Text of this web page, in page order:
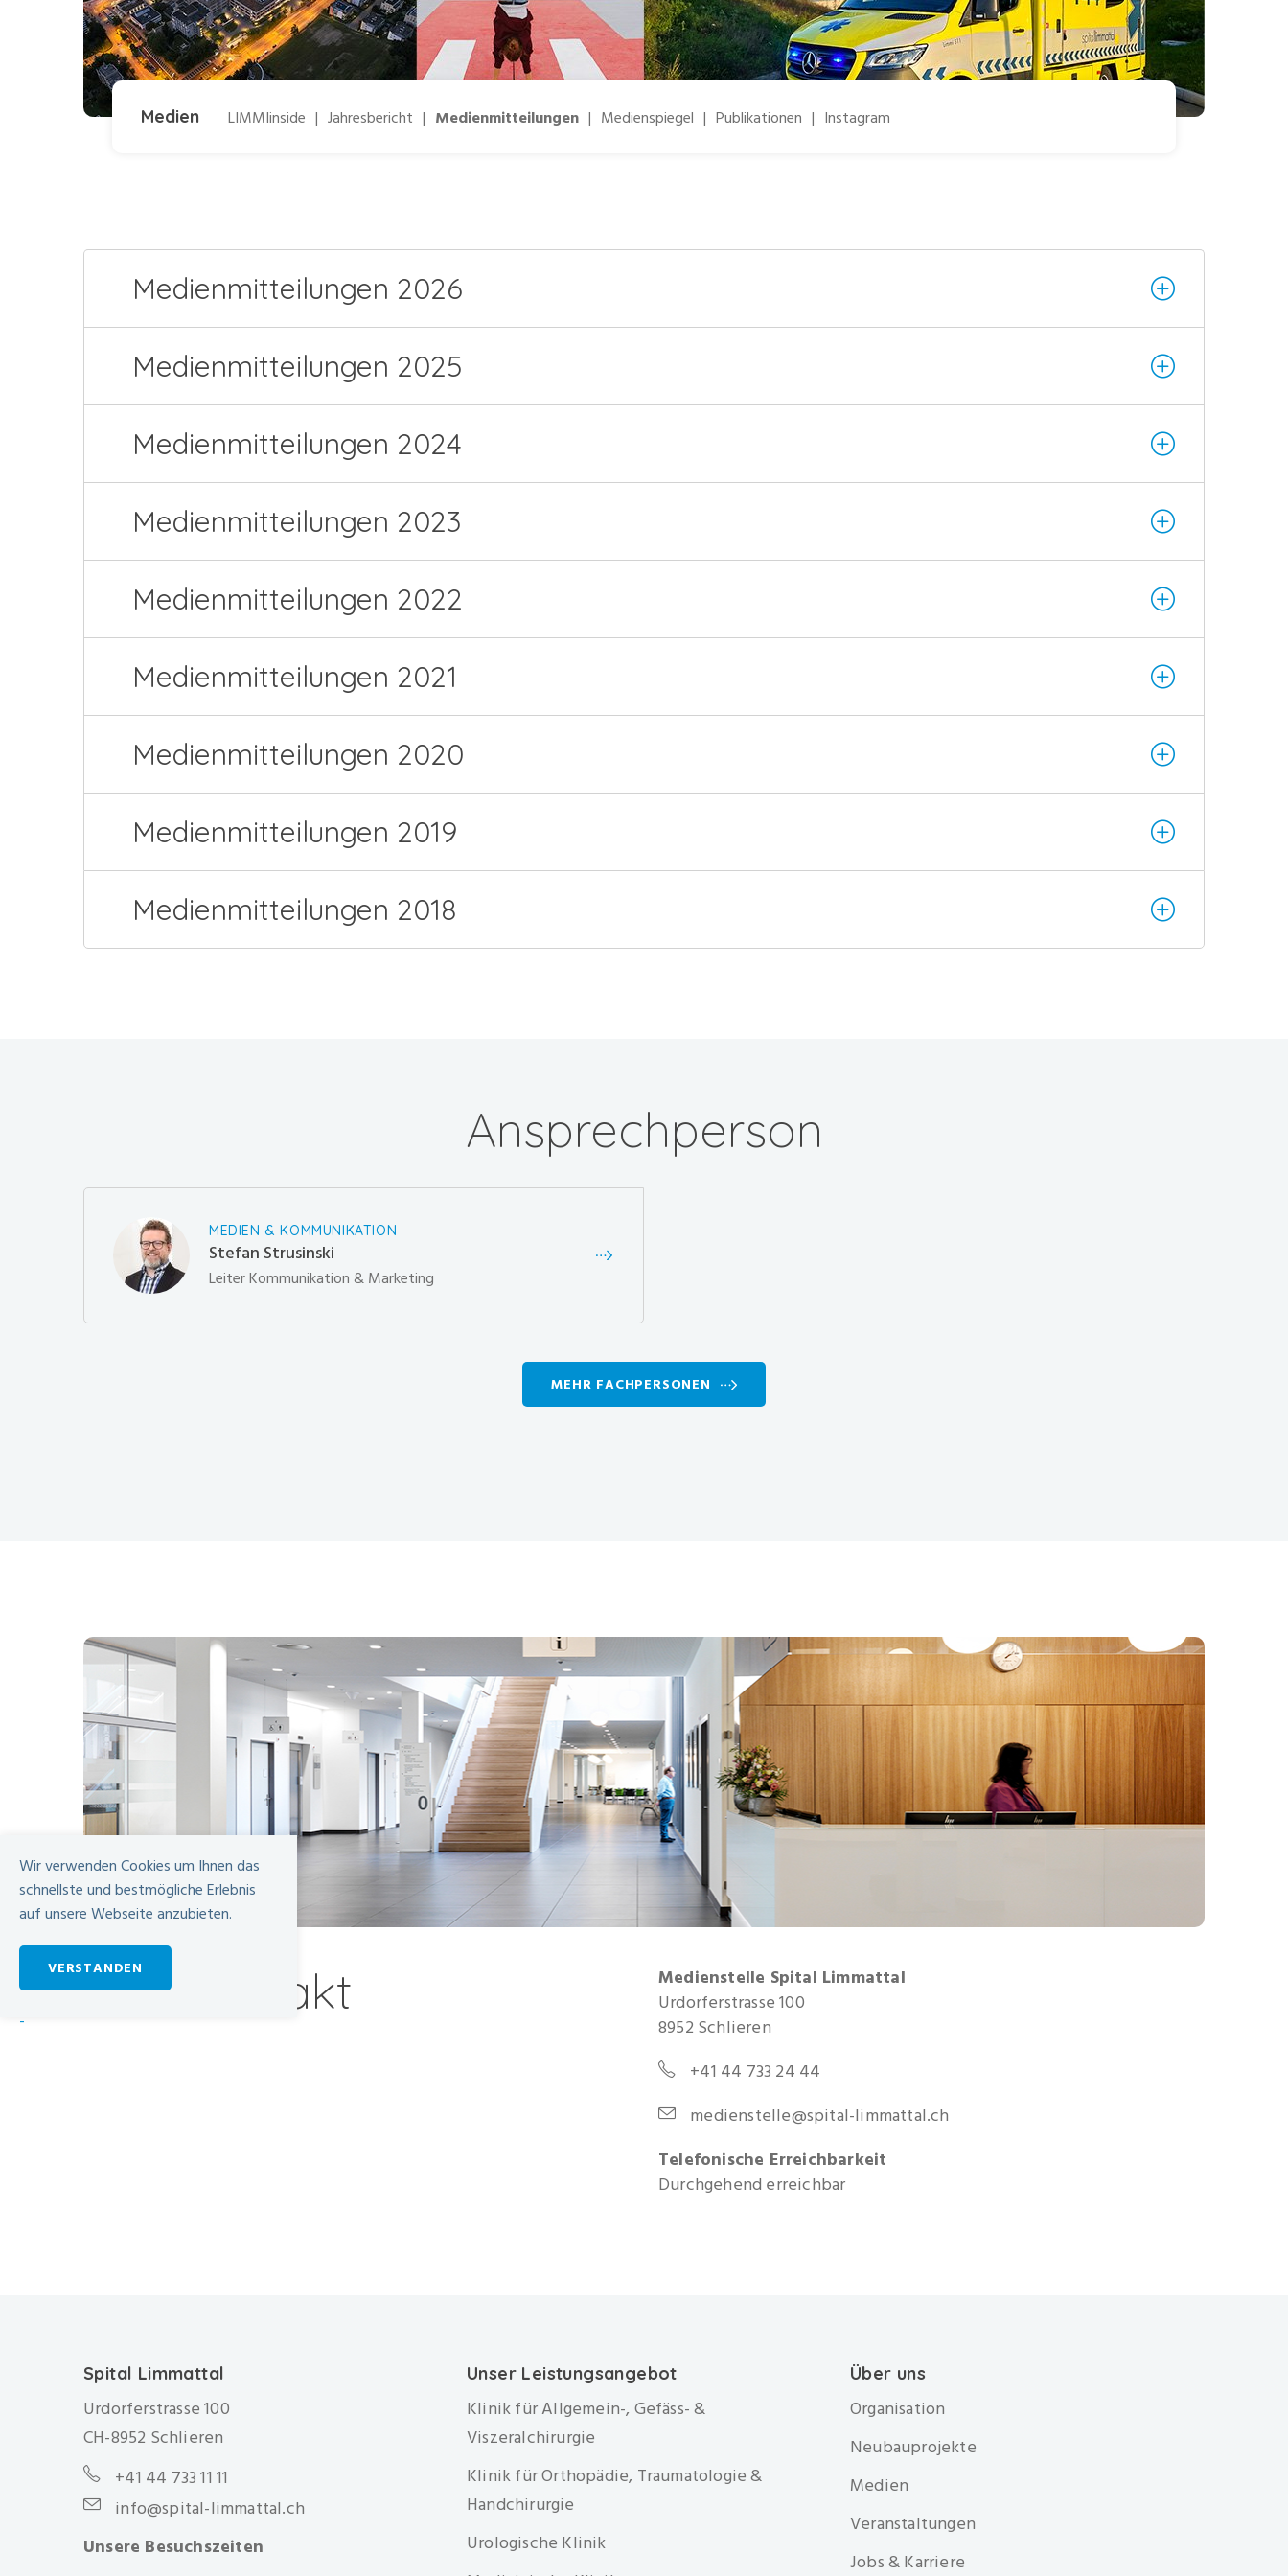
Medien LIMMIinside | Jahresbericht | Medienmitteilungen | Medienspiegel | Publikationen | Instagram
Medienmitteilungen 2026
Medienmitteilungen 2025
Medienmitteilungen 2024
Medienmitteilungen 2023
Medienmitteilungen 2022
Medienmitteilungen 2021
Medienmitteilungen 2020
Medienmitteilungen 2019
Medienmitteilungen 2018
Ansprechperson
MEDIEN & KOMMUNIKATION
Stefan Strusinski
Leiter Kommunikation & Marketing
MEHR FACHPERSONEN
Kontakt Medienstelle Spital Limmattal
Urdorferstrasse 100
8952 Schlieren
+41 44 733 24 44
medienstelle@spital-limmattal.ch
Telefonische Erreichbarkeit
Durchgehend erreichbar
Spital Limmattal
Urdorferstrasse 100
CH-8952 Schlieren
+41 44 733 11 11
info@spital-limmattal.ch
Unsere Besuchszeiten
Unser Leistungsangebot
Klinik für Allgemein-, Gefäss- &
Viszeralchirurgie
Klinik für Orthopädie, Traumatologie &
Handchirurgie
Urologische Klinik
Über uns
Organisation
Neubauprojekte
Medien
Veranstaltungen
Jobs & Karriere
Wir verwenden Cookies um Ihnen das
schnellste und bestmögliche Erlebnis
auf unsere Webseite anzubieten.
VERSTANDEN
-